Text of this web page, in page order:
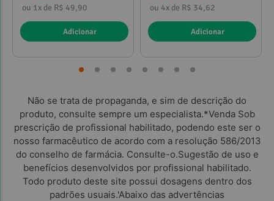
ou 1x de R$ 49,90
Adicionar
ou 4x de R$ 34,62
Adicionar
Não se trata de propaganda, e sim de descrição do
produto, consulte sempre um especialista.*Venda Sob
prescrição de profissional habilitado, podendo este ser o
nosso farmacêutico de acordo com a resolução 586/2013
do conselho de farmácia. Consulte-o.Sugestão de uso e
benefícios desenvolvidos por profissional habilitado.
Todo produto deste site possui dosagens dentro dos
padrões usuais.'Abaixo das advertências